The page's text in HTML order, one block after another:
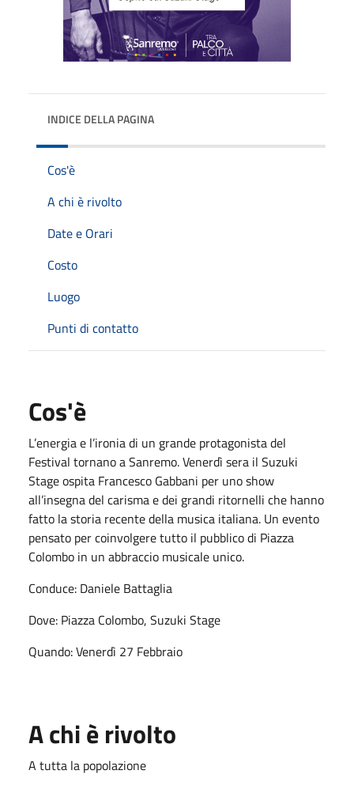
INDICE DELLA PAGINA
Cos'è
A chi è rivolto
Date e Orari
Costo
Luogo
Punti di contatto
Cos'è
L’energia e l’ironia di un grande protagonista del
Festival tornano a Sanremo. Venerdì sera il Suzuki
Stage ospita Francesco Gabbani per uno show
all’insegna del carisma e dei grandi ritornelli che hanno
fatto la storia recente della musica italiana. Un evento
pensato per coinvolgere tutto il pubblico di Piazza
Colombo in un abbraccio musicale unico.
Conduce: Daniele Battaglia
Dove: Piazza Colombo, Suzuki Stage
Quando: Venerdì 27 Febbraio
A chi è rivolto
A tutta la popolazione